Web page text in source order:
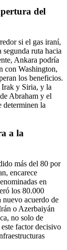
del
si el gas iraní,
ruta hacia
Ankara podría
con Washington,
los beneficios.
Irak y Siria, y la
Abraham y el
determinen la
a la
más del 80 por
encarece
en
los 80.000
nuevo acuerdo de
o Azerbaiyán
no solo de
factor decisivo